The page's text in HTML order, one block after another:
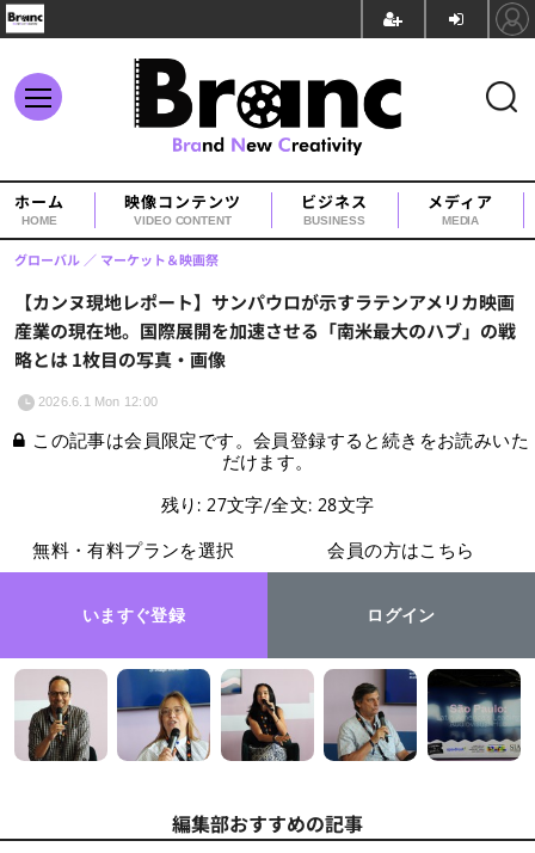
ホーム
HOME
映像コンテンツ
VIDEO CONTENT
ビジネス
BUSINESS
メディア
MEDIA
【カンヌ現地レポート】サンパウロが示すラテンアメリカ映画
産業の現在地。国際展開を加速させる「南米最大のハブ」の戦
略とは 1枚目の写真・画像
グローバル マーケット＆映画祭
2026.6.1 Mon 12:00
この記事は会員限定です。会員登録すると続きをお読みいた
だけます。
残り: 27文字/全文: 28文字
無料・有料プランを選択
いますぐ登録
会員の方はこちら
ログイン
編集部おすすめの記事